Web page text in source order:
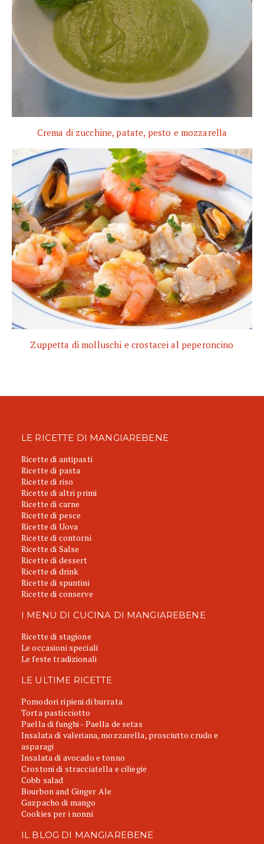
Crema di zucchine, patate, pesto e mozzarella
Zuppetta di molluschi e crostacei al peperoncino
LE RICETTE DI MANGIAREBENE
Ricette di antipasti
Ricette di pasta
Ricette di riso
Ricette di altri primi
Ricette di carne
Ricette di pesce
Ricette di Uova
Ricette di contorni
Ricette di Salse
Ricette di dessert
Ricette di drink
Ricette di spuntini
Ricette di conserve
I MENU DI CUCINA DI MANGIAREBENE
Ricette di stagione
Le occasioni speciali
Le feste tradizionali
LE ULTIME RICETTE
Pomodori ripieni di burrata
Torta pasticciotto
Paella di funghi - Paella de setas
Insalata di valeriana, mozzarella, prosciutto crudo e
asparagi
Insalata di avocado e tonno
Crostoni di stracciatella e ciliegie
Cobb salad
Bourbon and Ginger Ale
Gazpacho di mango
Cookies per i nonni
IL BLOG DI MANGIAREBENE